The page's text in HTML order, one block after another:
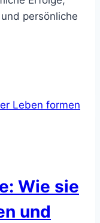
persönliche
Wie sie
und